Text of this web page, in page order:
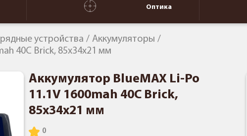
Оптика
устройства
Аккумуляторы
40C Brick, 85x34x21 мм
Аккумулятор BlueMAX Li-Po
11.1V 1600mah 40C Brick,
85x34x21 мм